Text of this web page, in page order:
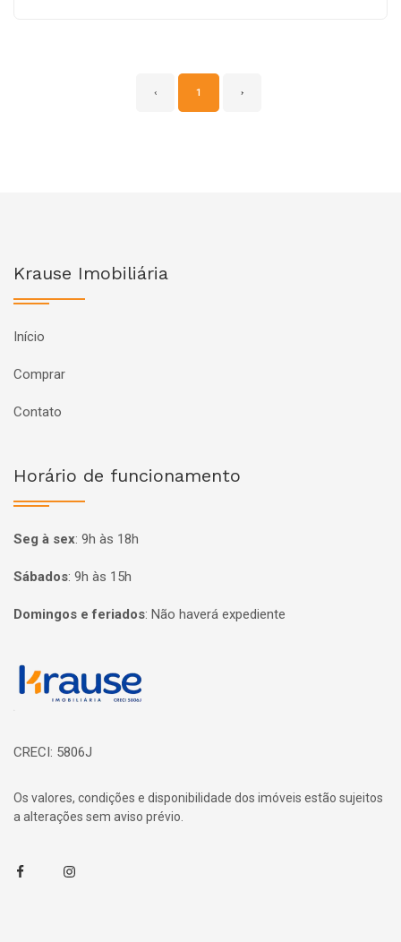
‹ 1 ›
Krause Imobiliária
Início
Comprar
Contato
Horário de funcionamento
Seg à sex: 9h às 18h
Sábados: 9h às 15h
Domingos e feriados: Não haverá expediente
Página inicial
CRECI: 5806J
Os valores, condições e disponibilidade dos imóveis estão sujeitos
a alterações sem aviso prévio.
FacebookInstagram